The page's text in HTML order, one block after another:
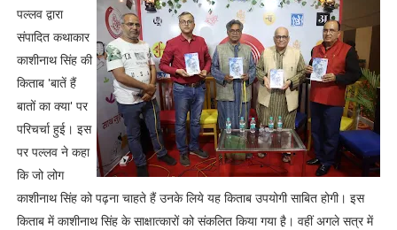
पल्लव द्वारा
संपादित कथाकार
काशीनाथ सिंह की
किताब 'बातें हैं
बातों का क्या' पर
परिचर्चा हुई। इस
पर पल्लव ने कहा
कि जो लोग
काशीनाथ सिंह को पढ़ना चाहते हैं उनके लिये यह किताब उपयोगी साबित होगी। इस
किताब में काशीनाथ सिंह के साक्षात्कारों को संकलित किया गया है़। वहीं अगले सत्र में